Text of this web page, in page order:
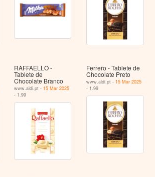
RAFFAELLO -
Tablete de
Chocolate Branco
www.aldi.pt - 15 Mar 2025
- 1.99
Ferrero - Tablete de
Chocolate Preto
www.aldi.pt - 15 Mar 2025
- 1.99